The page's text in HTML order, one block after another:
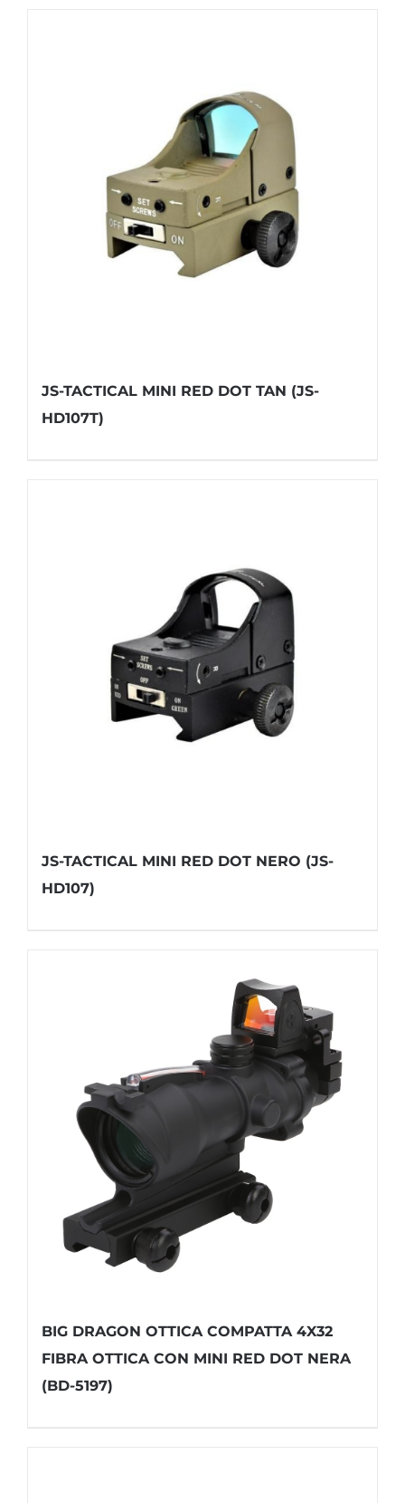
JS-TACTICAL MINI RED DOT TAN (JS-
HD107T)
JS-TACTICAL MINI RED DOT NERO (JS-
HD107)
BIG DRAGON OTTICA COMPATTA 4X32
FIBRA OTTICA CON MINI RED DOT NERA
(BD-5197)